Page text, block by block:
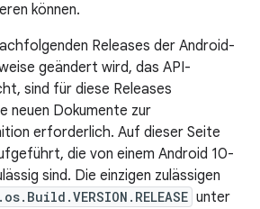
können.
Releases der Android-
geändert wird, das API-
sind für diese Releases
neuen Dokumente zur
erforderlich. Auf dieser Seite
die von einem Android 10-
sind. Die einzigen zulässigen
unter